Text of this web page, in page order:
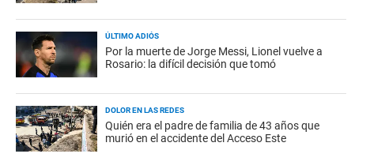
ÚLTIMO ADIÓS
Por la muerte de Jorge Messi, Lionel vuelve a
Rosario: la difícil decisión que tomó
DOLOR EN LAS REDES
Quién era el padre de familia de 43 años que
murió en el accidente del Acceso Este